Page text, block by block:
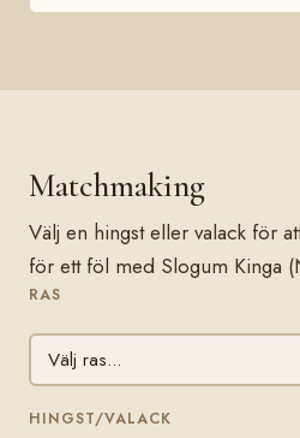
Matchmaking
Välj en hingst eller valack för
för ett föl med Slogum Kinga
RAS
HINGST/VALACK